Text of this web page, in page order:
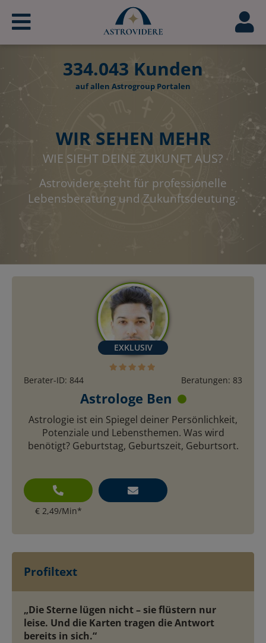
334.043 Kunden
auf allen Astrogroup Portalen
WIR SEHEN MEHR
WIE SIEHT DEINE ZUKUNFT AUS?
Astrovidere steht für professionelle
Lebensberatung und Zukunftsdeutung.
Astrologe Ben
Berater-ID: 844 Beratungen: 83
Astrologie ist ein Spiegel deiner Persönlichkeit,
Potenziale und Lebensthemen. Was wird
benötigt? Geburtstag, Geburtszeit, Geburtsort.
€ 2,49/Min*
Profiltext
„Die Sterne lügen nicht – sie flüstern nur
leise. Und die Karten tragen die Antwort
bereits in sich.“